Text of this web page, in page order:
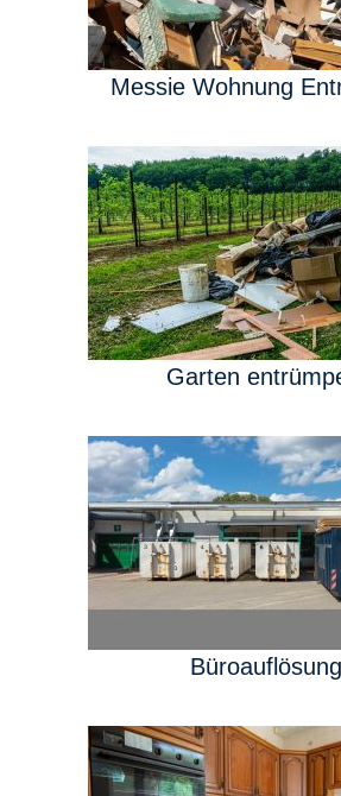
Messie Wohnung
Garten
Büroauflösung